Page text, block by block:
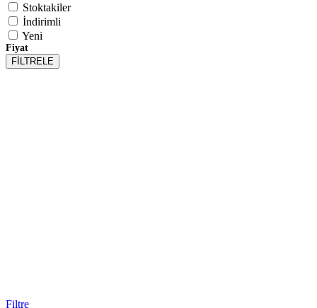
Stoktakiler
İndirimli
Yeni
Fiyat
FİLTRELE
Filtre